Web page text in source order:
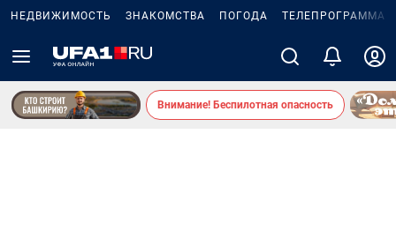
НЕДВИЖИМОСТЬ ЗНАКОМСТВА ПОГОДА ТЕЛЕПРОГРАММА
Внимание! Беспилотная опасность